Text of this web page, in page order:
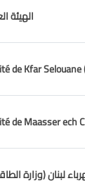
الهيئة
لبنان (وزارة